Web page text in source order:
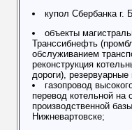
купол Сбербанка г.
объекты
Транссибнефть
обслуживанием
реконструкция
дороги),
газопровод
перевод котельной на
производственной
Нижневартовске;